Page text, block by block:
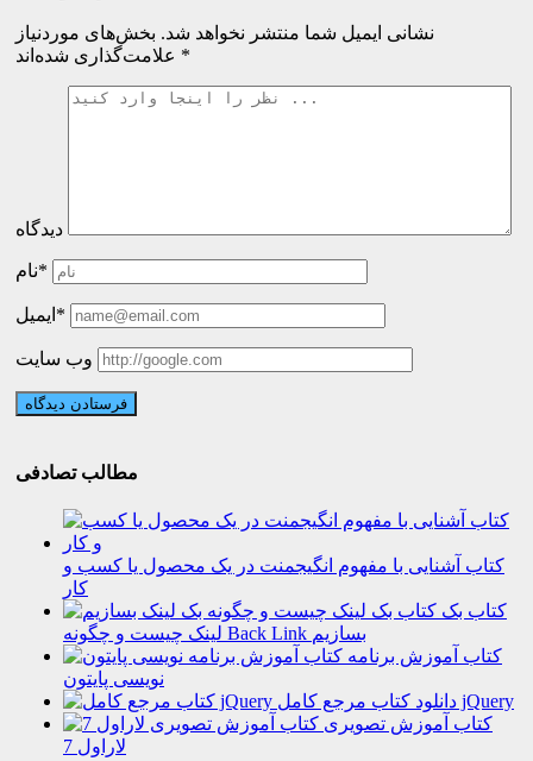
نشانی ایمیل شما منتشر نخواهد شد. بخش‌های موردنیاز
*
دیدگاه
نام*
ایمیل*
وب سایت
مطالب تصادفی
کتاب آشنایی با مفهوم انگیجمنت در یک محصول یا کسب و
کار
کتاب بک
لینک چیست و چگونه Back Link بسازیم
کتاب آموزش برنامه
نویسی پایتون
دانلود کتاب مرجع کامل jQuery
کتاب آموزش تصویری
لاراول 7